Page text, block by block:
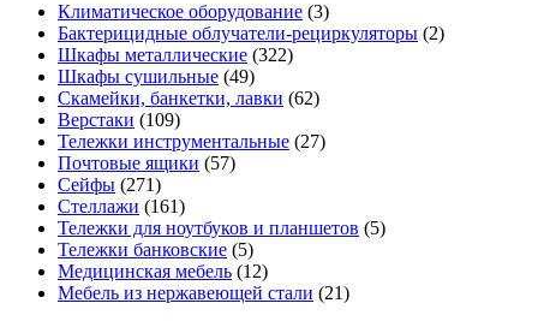
Климатическое оборудование (3)
Бактерицидные облучатели-рециркуляторы (2)
Шкафы металлические (322)
Шкафы сушильные (49)
Скамейки, банкетки, лавки (62)
Верстаки (109)
Тележки инструментальные (27)
Почтовые ящики (57)
Сейфы (271)
Стеллажи (161)
Тележки для ноутбуков и планшетов (5)
Тележки банковские (5)
Медицинская мебель (12)
Мебель из нержавеющей стали (21)